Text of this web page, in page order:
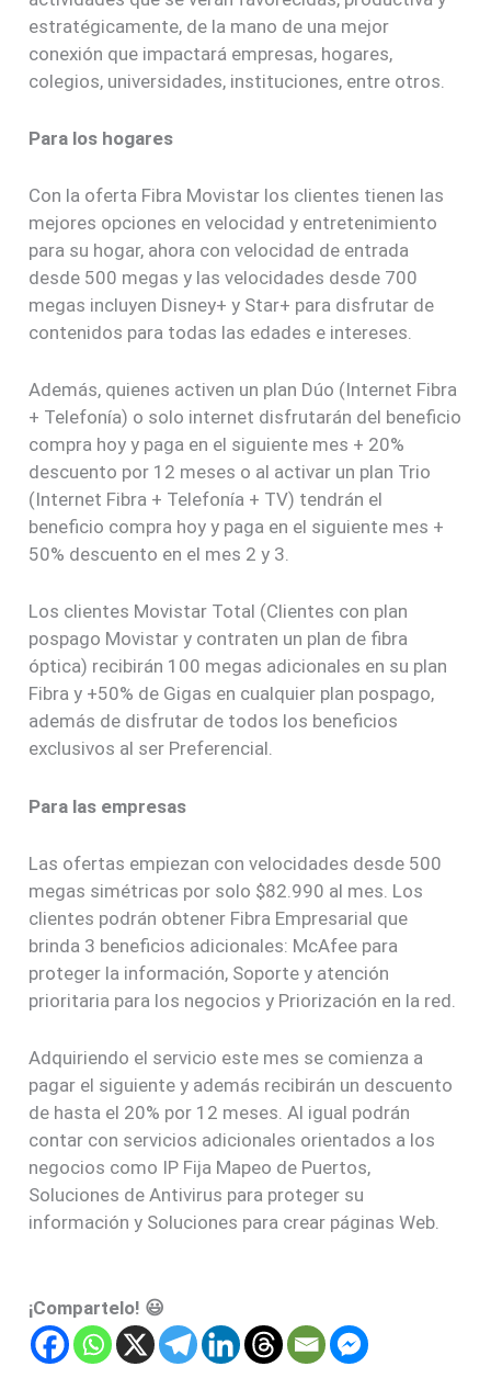
estratégicamente, de la mano de una mejor
conexión que impactará empresas, hogares,
colegios, universidades, instituciones, entre otros.
Para los hogares
Con la oferta Fibra Movistar los clientes tienen las
mejores opciones en velocidad y entretenimiento
para su hogar, ahora con velocidad de entrada
desde 500 megas y las velocidades desde 700
megas incluyen Disney+ y Star+ para disfrutar de
contenidos para todas las edades e intereses.
Además, quienes activen un plan Dúo (Internet Fibra
+ Telefonía) o solo internet disfrutarán del beneficio
compra hoy y paga en el siguiente mes + 20%
descuento por 12 meses o al activar un plan Trio
(Internet Fibra + Telefonía + TV) tendrán el
beneficio compra hoy y paga en el siguiente mes +
50% descuento en el mes 2 y 3.
Los clientes Movistar Total (Clientes con plan
pospago Movistar y contraten un plan de fibra
óptica) recibirán 100 megas adicionales en su plan
Fibra y +50% de Gigas en cualquier plan pospago,
además de disfrutar de todos los beneficios
exclusivos al ser Preferencial.
Para las empresas
Las ofertas empiezan con velocidades desde 500
megas simétricas por solo $82.990 al mes. Los
clientes podrán obtener Fibra Empresarial que
brinda 3 beneficios adicionales: McAfee para
proteger la información, Soporte y atención
prioritaria para los negocios y Priorización en la red.
Adquiriendo el servicio este mes se comienza a
pagar el siguiente y además recibirán un descuento
de hasta el 20% por 12 meses. Al igual podrán
contar con servicios adicionales orientados a los
negocios como IP Fija Mapeo de Puertos,
Soluciones de Antivirus para proteger su
información y Soluciones para crear páginas Web.
¡Compartelo! 😃